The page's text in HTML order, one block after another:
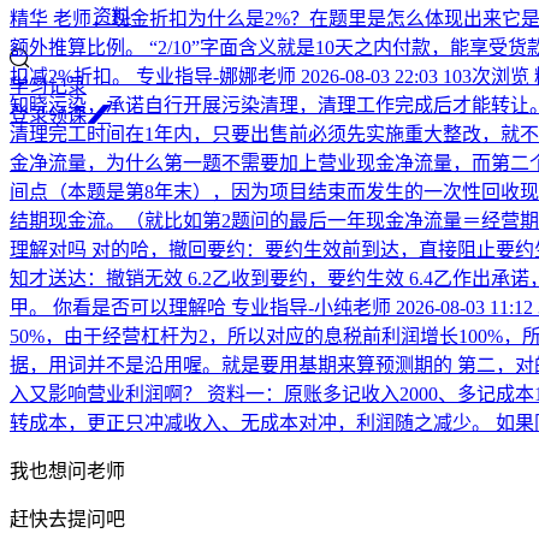
资料
学习记录
登录领课
精华 老师，现金折扣为什么是2%？在题里是怎么体现出来它
额外推算比例。 “2/10”字面含义就是10天之内付款，能享受
扣减2%折扣。
专业指导-娜娜老师 2026-08-03 22:03 103次浏览
知晓污染，承诺自行开展污染清理，清理工作完成后才能转
清理完工时间在1年内，只要出售前必须先实施重大整改，就
金净流量，为什么第一题不需要加上营业现金净流量，而第
间点（本题是第8年末），因为项目结束而发生的一次性回收
结期现金流。（就比如第2题问的最后一年现金净流量＝经营
理解对吗 对的哈，撤回要约：要约生效前到达，直接阻止要
知才送达：撤销无效 6.2乙收到要约，要约生效 6.4乙作出承
甲。 你看是否可以理解哈 专业指导-小纯老师 2026-08-03 11:12
50%，由于经营杠杆为2，所以对应的息税前利润增长100%
据，用词并不是沿用喔。就是要用基期来算预测期的 第二，对
入又影响营业利润啊？ 资料一：原账多记收入2000、多记成
转成本，更正只冲减收入、无成本对冲，利润随之减少。 如
我也想问老师
赶快去提问吧